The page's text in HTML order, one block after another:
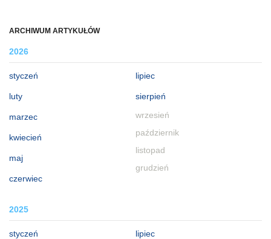
ARCHIWUM ARTYKUŁÓW
2026
styczeń
luty
marzec
kwiecień
maj
czerwiec
lipiec
sierpień
wrzesień
październik
listopad
grudzień
2025
styczeń lipiec